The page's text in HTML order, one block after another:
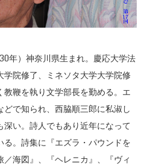
年）神奈川県生まれ。慶応大学法
学院修了、ミネソタ大学大学院修
教鞭を執り文学部長を勤める。エ
で知られ、西脇順三郎に私淑し
い。詩人でもあり近年になって
る。詩集に『エズラ・パウンドを
海図』、『ヘレニカ』、『ヴィ